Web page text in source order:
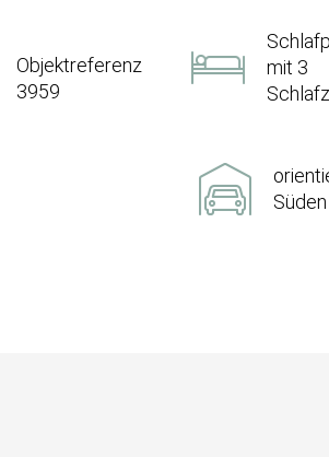
Objektreferenz
3959
mit 3
Süden